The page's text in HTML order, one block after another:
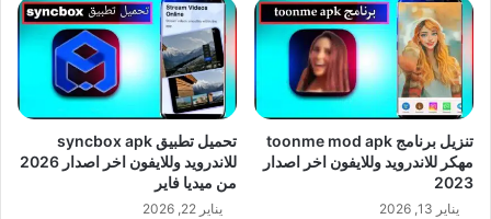
تنزيل برنامج toonme mod apk
مهكر للاندرويد وللايفون اخر اصدار
2023
يناير 13, 2026
تحميل تطبيق syncbox apk
للاندرويد وللايفون اخر اصدار 2026
من ميديا فاير
يناير 22, 2026